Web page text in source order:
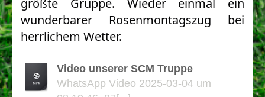
größte Gruppe. Wieder einmal ein
wunderbarer Rosenmontagszug bei
herrlichem Wetter.
Video unserer SCM Truppe
WhatsApp Video 2025-03-04 um